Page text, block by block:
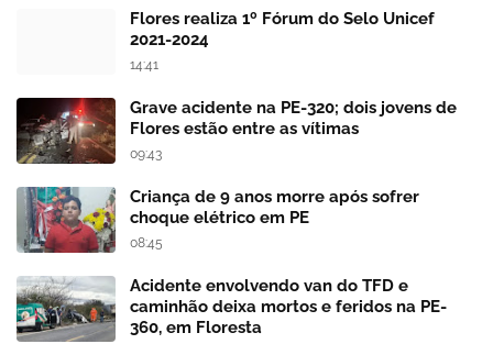
Flores realiza 1º Fórum do Selo Unicef
2021-2024
14:41
Grave acidente na PE-320; dois jovens de
Flores estão entre as vítimas
09:43
Criança de 9 anos morre após sofrer
choque elétrico em PE
08:45
Acidente envolvendo van do TFD e
caminhão deixa mortos e feridos na PE-
360, em Floresta